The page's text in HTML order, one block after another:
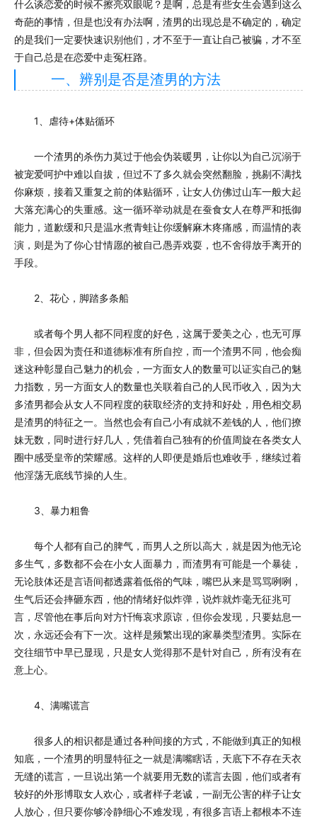
什么谈恋爱的时候不擦亮双眼呢？是啊，总是有些女生会遇到这么
奇葩的事情，但是也没有办法啊，渣男的出现总是不确定的，确定
的是我们一定要快速识别他们，才不至于一直让自己被骗，才不至
于自己总是在恋爱中走冤枉路。
一、辨别是否是渣男的方法
1、虐待+体贴循环
一个渣男的杀伤力莫过于他会伪装暖男，让你以为自己沉溺于
被宠爱呵护中难以自拔，但过不了多久就会突然翻脸，挑剔不满找
你麻烦，接着又重复之前的体贴循环，让女人仿佛过山车一般大起
大落充满心的失重感。这一循环举动就是在蚕食女人在尊严和抵御
能力，道歉缓和只是温水煮青蛙让你缓解麻木疼痛感，而温情的表
演，则是为了你心甘情愿的被自己愚弄戏耍，也不舍得放手离开的
手段。
2、花心，脚踏多条船
或者每个男人都不同程度的好色，这属于爱美之心，也无可厚
非，但会因为责任和道德标准有所自控，而一个渣男不同，他会痴
迷这种彰显自己魅力的机会，一方面女人的数量可以证实自己的魅
力指数，另一方面女人的数量也关联着自己的人民币收入，因为大
多渣男都会从女人不同程度的获取经济的支持和好处，用色相交易
是渣男的特征之一。当然也会有自己小有成就不差钱的人，他们撩
妹无数，同时进行好几人，凭借着自己独有的价值周旋在各类女人
圈中感受皇帝的荣耀感。这样的人即便是婚后也难收手，继续过着
他淫荡无底线节操的人生。
3、暴力粗鲁
每个人都有自己的脾气，而男人之所以高大，就是因为他无论
多生气，多数都不会在小女人面暴力，而渣男有可能是一个暴徒，
无论肢体还是言语间都透露着低俗的气味，嘴巴从来是骂骂咧咧，
生气后还会摔砸东西，他的情绪好似炸弹，说炸就炸毫无征兆可
言，尽管他在事后向对方忏悔哀求原谅，但你会发现，只要姑息一
次，永远还会有下一次。这样是频繁出现的家暴类型渣男。实际在
交往细节中早已显现，只是女人觉得那不是针对自己，所有没有在
意上心。
4、满嘴谎言
很多人的相识都是通过各种间接的方式，不能做到真正的知根
知底，一个渣男的明显特征之一就是满嘴瞎话，天底下不存在天衣
无缝的谎言，一旦说出第一个就要用无数的谎言去圆，他们或者有
较好的外形博取女人欢心，或者样子老诚，一副无公害的样子让女
人放心，但只要你够冷静细心不难发现，有很多言语上都根本不连